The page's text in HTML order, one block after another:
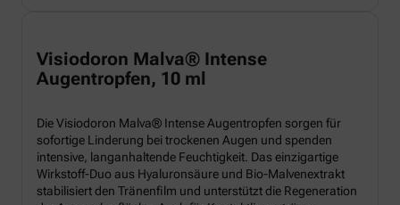
Visiodoron Malva® Intense
Augentropfen, 10 ml
Die Visiodoron Malva® Intense Augentropfen sorgen für
sofortige Linderung bei trockenen Augen und spenden
intensive, langanhaltende Feuchtigkeit. Das einzigartige
Wirkstoff-Duo aus Hyaluronsäure und Bio-Malvenextrakt
stabilisiert den Tränenfilm und unterstützt die Regeneration